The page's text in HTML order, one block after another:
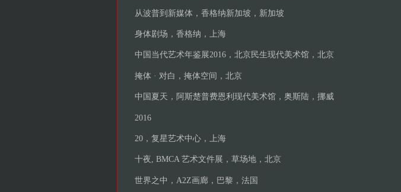
从波普到新媒体，香格纳新加坡，新加坡
身体剧场，香格纳，上海
中国当代艺术年鉴展2016，北京民生现代美术馆，北京
掩体 · 对白，掩体空间，北京
中国夏天，阿斯楚普费恩利现代美术馆，奥斯陆，挪威
2016
20，复星艺术中心，上海
十夜, BMCA 艺术文件展，草场地，北京
世界之中，A2Z画廊，巴黎，法国